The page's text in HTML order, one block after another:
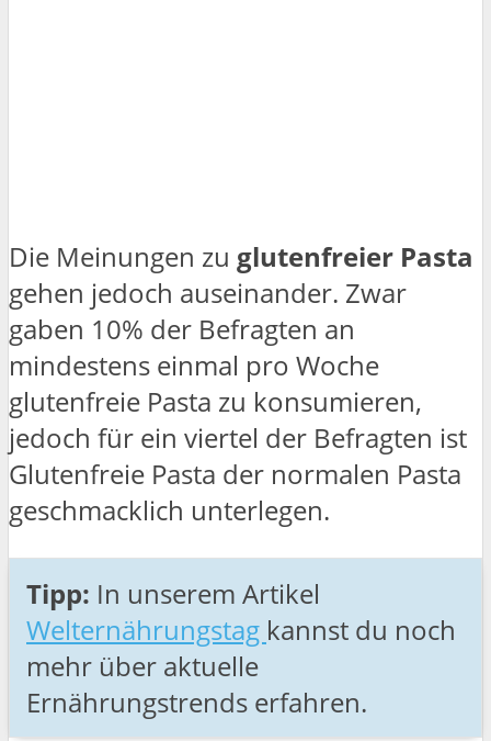
Die Meinungen zu glutenfreier Pasta
gehen jedoch auseinander. Zwar
gaben 10% der Befragten an
mindestens einmal pro Woche
glutenfreie Pasta zu konsumieren,
jedoch für ein viertel der Befragten ist
Glutenfreie Pasta der normalen Pasta
geschmacklich unterlegen.
Tipp: In unserem Artikel
Welternährungstag kannst du noch
mehr über aktuelle
Ernährungstrends erfahren.